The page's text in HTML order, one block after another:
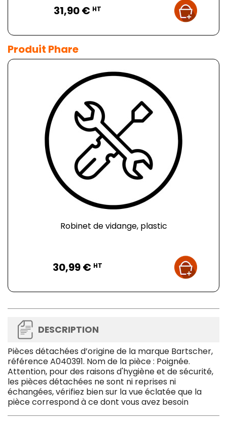
31,90 € HT
Produit Phare
Robinet de vidange, plastic
30,99 € HT
DESCRIPTION
Pièces détachées d’origine de la marque Bartscher,
référence A040391. Nom de la pièce : Poignée.
Attention, pour des raisons d'hygiène et de sécurité,
les pièces détachées ne sont ni reprises ni
échangées, vérifiez bien sur la vue éclatée que la
pièce correspond à ce dont vous avez besoin